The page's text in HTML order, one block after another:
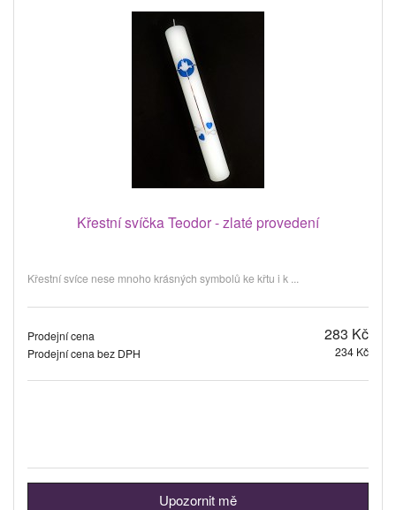
Křestní svíčka Teodor - zlaté provedení
Křestní svíce nese mnoho krásných symbolů ke křtu i k ...
Prodejní cena 283 Kč
Prodejní cena bez DPH 234 Kč
Upozornit mě